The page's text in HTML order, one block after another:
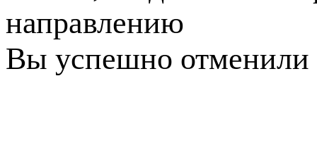
направлению
Вы успешно отменили